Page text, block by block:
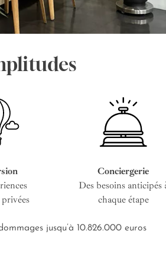
Conciergerie
Des besoins anticipés
chaque étape
jusqu’à 10.826.000 euros